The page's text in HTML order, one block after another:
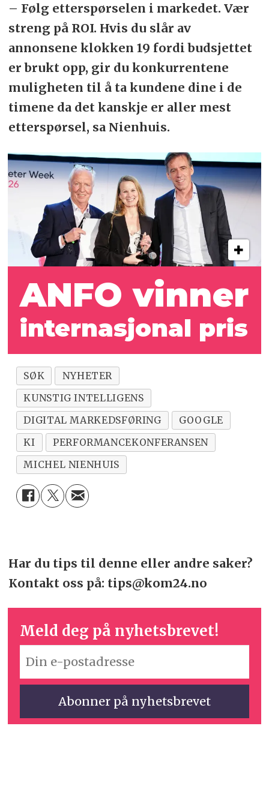
– Følg etterspørselen i markedet. Vær
streng på ROI. Hvis du slår av
annonsene klokken 19 fordi budsjettet
er brukt opp, gir du konkurrentene
muligheten til å ta kundene dine i de
timene da det kanskje er aller mest
etterspørsel, sa Nienhuis.
ANFO vinner
internasjonal pris
SØK
NYHETER
KUNSTIG INTELLIGENS
DIGITAL MARKEDSFØRING
GOOGLE
KI
PERFORMANCEKONFERANSEN
MICHEL NIENHUIS
Har du tips til denne eller andre saker?
Kontakt oss på: tips@kom24.no
Meld deg på nyhetsbrevet!